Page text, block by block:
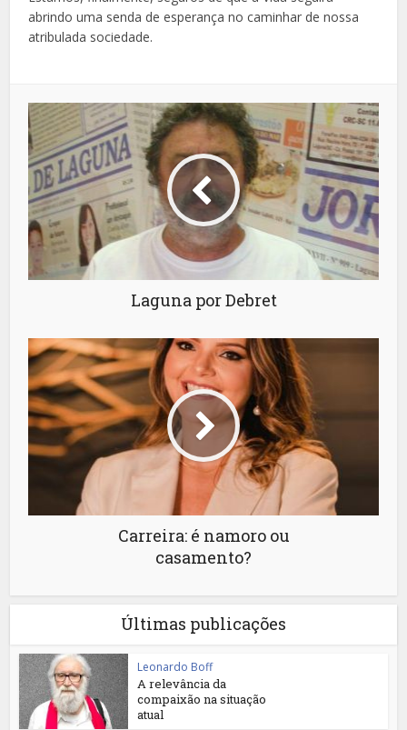
abrindo uma senda de esperança no caminhar de nossa
atribulada sociedade.
Laguna por Debret
Carreira: é namoro ou
casamento?
Últimas publicações
Leonardo Boff
A relevância da
compaixão na situação
atual